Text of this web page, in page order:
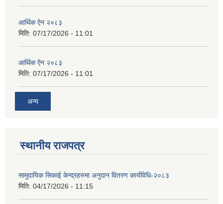
आर्थिक ऐन २०८३
मिति: 07/17/2026 - 11:01
आर्थिक ऐन २०८३
मिति: 07/17/2026 - 11:01
अन्य
स्थानीय राजपत्र
सामुदायिक सिकाई केन्द्रहरुमा अनुदान वितरण कार्यविधि-२०८३
मिति: 04/17/2026 - 11:15